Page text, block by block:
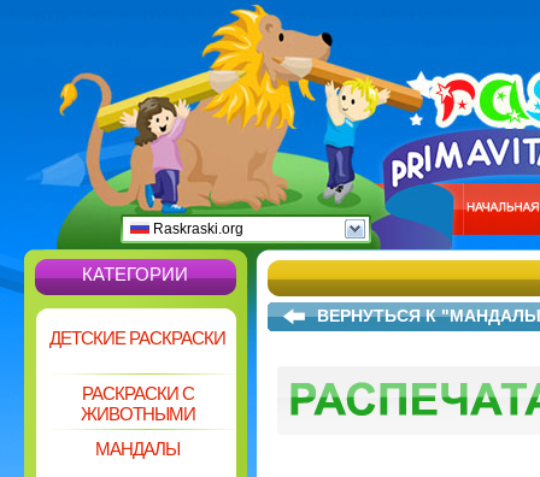
Raskraski.org
КАТЕГОРИИ
ДЕТСКИЕ РАСКРАСКИ
РАСКРАСКИ С
ЖИВОТНЫМИ
МАНДАЛЫ
ВЕРНУТЬСЯ К